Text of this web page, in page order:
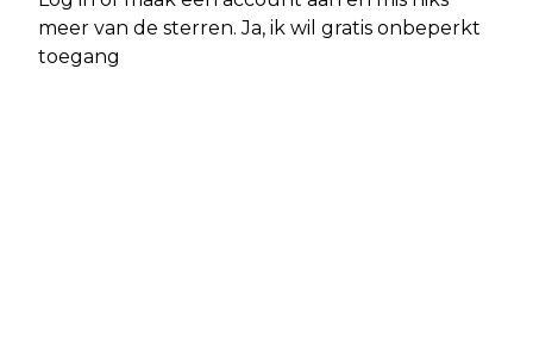
meer van de sterren. Ja, ik wil gratis onbeperkt
toegang